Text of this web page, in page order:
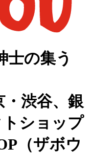
士の集う
・渋谷、銀
ショップ
（ザボウ